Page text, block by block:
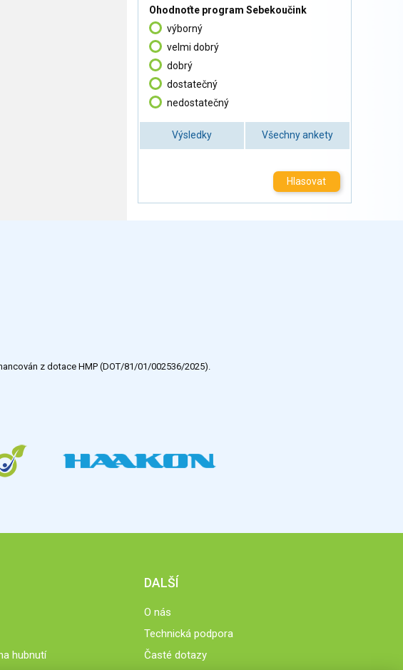
Ohodnoťte program Sebekoučink
výborný
velmi dobrý
dobrý
dostatečný
nedostatečný
Výsledky Všechny ankety
Hlasovat
z dotace HMP (DOT/81/01/002536/2025).
hubnutí
DALŠÍ
O nás
Technická podpora
Časté dotazy